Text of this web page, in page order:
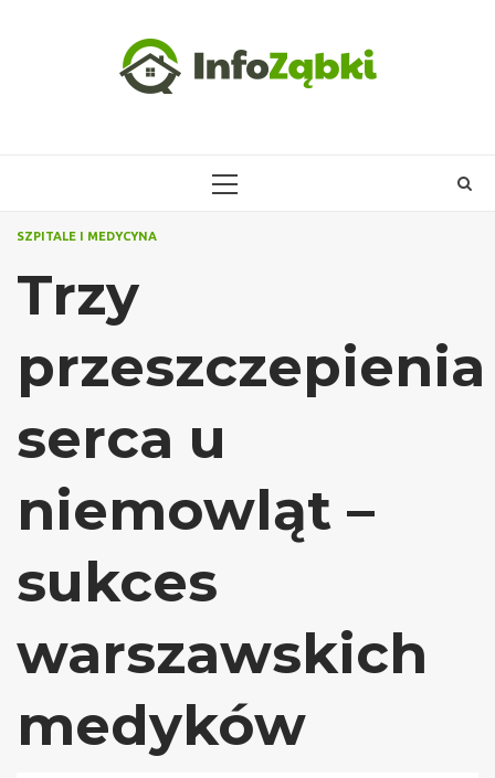
PRIMARY
SZPITALE I MEDYCYNA
Trzy
przeszczepienia
serca u
niemowląt –
sukces
warszawskich
medyków